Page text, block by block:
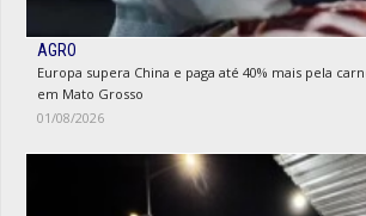
AGRO
Europa supera China e paga até 40% mais pela
em Mato Grosso
01/08/2026